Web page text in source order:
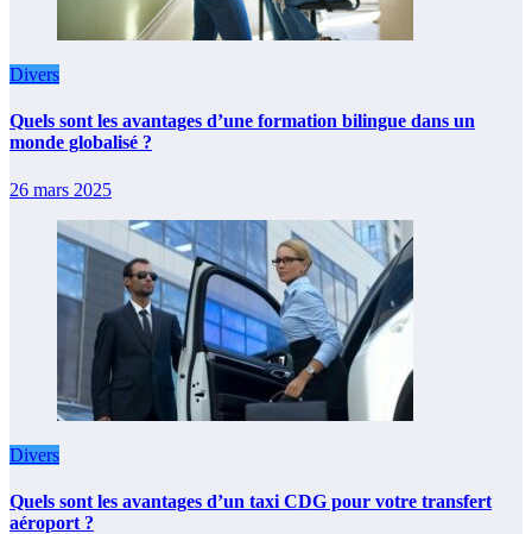
Divers
Quels sont les avantages d’une formation bilingue dans un
monde globalisé ?
26 mars 2025
Divers
Quels sont les avantages d’un taxi CDG pour votre transfert
aéroport ?